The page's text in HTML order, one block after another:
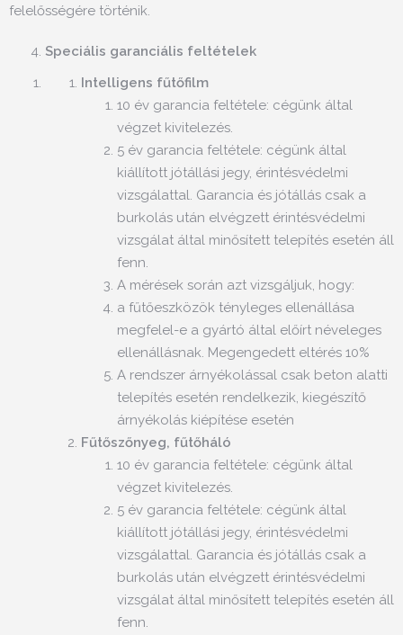
felelősségére történik.
Speciális garanciális feltételek
Intelligens fűtőfilm
10 év garancia feltétele: cégünk által
végzet kivitelezés.
5 év garancia feltétele: cégünk által
kiállított jótállási jegy, érintésvédelmi
vizsgálattal. Garancia és jótállás csak a
burkolás után elvégzett érintésvédelmi
vizsgálat által minősített telepítés esetén áll
fenn.
A mérések során azt vizsgáljuk, hogy:
a fűtőeszközök tényleges ellenállása
megfelel-e a gyártó által előírt néveleges
ellenállásnak. Megengedett eltérés 10%
A rendszer árnyékolással csak beton alatti
telepítés esetén rendelkezik, kiegészítő
árnyékolás kiépítése esetén
Fűtőszőnyeg, fűtőháló
10 év garancia feltétele: cégünk által
végzet kivitelezés.
5 év garancia feltétele: cégünk által
kiállított jótállási jegy, érintésvédelmi
vizsgálattal. Garancia és jótállás csak a
burkolás után elvégzett érintésvédelmi
vizsgálat által minősített telepítés esetén áll
fenn.